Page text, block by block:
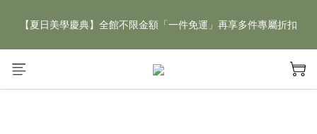
【夏日美學慶典】全館不限金額「一件免運」再享多件專屬折扣
新手好禮 🎁 加 LINE 好友，現領 新朋友專屬見面禮 優惠券！👉